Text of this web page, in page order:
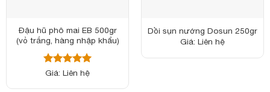
Đậu hũ phô mai EB 500gr
(vỏ trắng, hàng nhập khẩu)
Được xếp
Giá: Liên hệ
Dồi sụn nướng Dosun 250gr
Giá: Liên hệ